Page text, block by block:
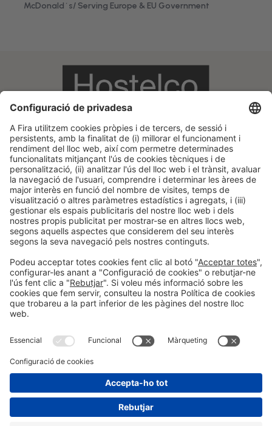
McDonald´s/ Serving Europe & EU Government
Informació legal
Avís legal
Política de privacitat
Política de cookies
#HOSTELCO2026
a les xarxes socials